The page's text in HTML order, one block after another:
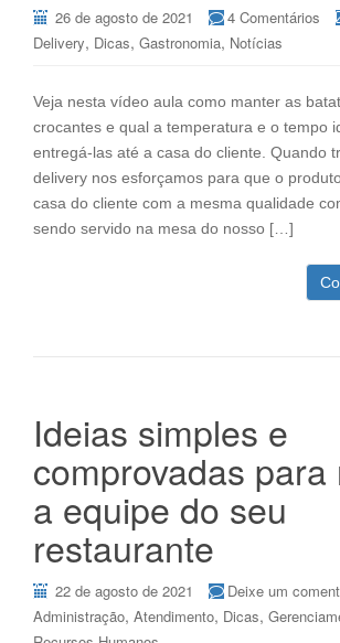
26 de agosto de 2021 4 Comentários
Delivery, Dicas, Gastronomia, Notícias
Veja nesta vídeo aula como manter as
crocantes e qual a temperatura e o tempo
entregá-las até a casa do cliente. Quando
delivery nos esforçamos para que o
casa do cliente com a mesma qualidade
sendo servido na mesa do nosso […]
Ideias simples e
comprovadas para
a equipe do seu
restaurante
22 de agosto de 2021
Deixe um
Administração, Atendimento, Dicas,